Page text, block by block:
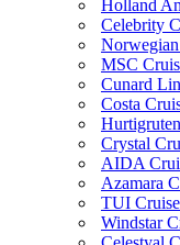
Holland
Celebrity
MSC
Cunard
Costa
Hurtigruten
Crystal
AIDA
Azamara
TUI
Windstar